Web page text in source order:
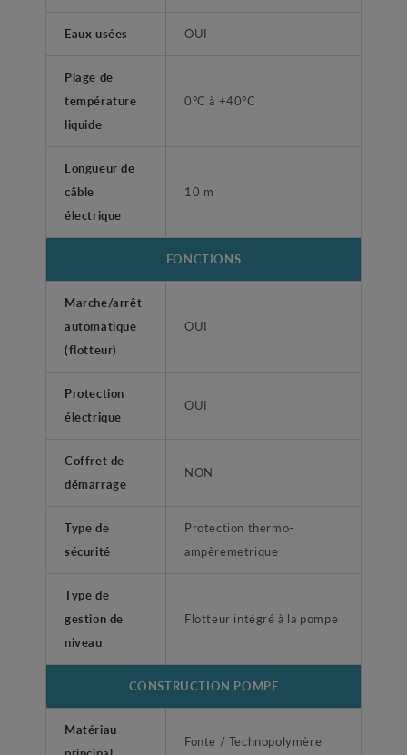
Eaux usées OUI
Plage de
température
liquide
0°C à +40°C
Longueur de
câble
électrique
10 m
FONCTIONS
Marche/arrêt
automatique
(flotteur)
OUI
Protection
électrique
OUI
Coffret de
démarrage
NON
Type de
sécurité
Protection thermo-
ampèremetrique
Type de
gestion de
niveau
Flotteur intégré à la pompe
CONSTRUCTION POMPE
Matériau
Fonte / Technopolymère